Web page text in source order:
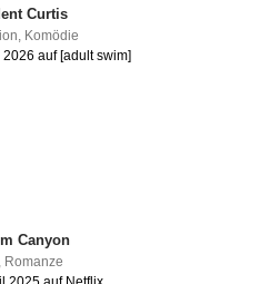
Curtis
Komödie
2026 auf [adult swim]
Canyon
, Romanze